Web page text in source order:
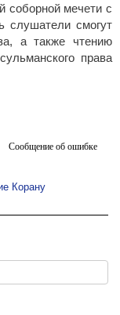
соборной мечети с
слушатели смогут
а также чтению
права
Сообщение об ошибке
Корану